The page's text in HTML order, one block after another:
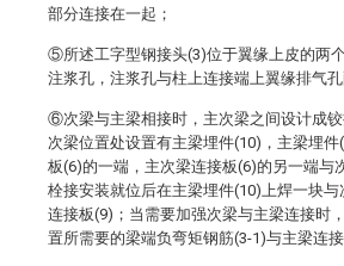
部分连接在一起；
⑤所述工字型钢接头(3)位于翼缘上皮的两
注浆孔，注浆孔与柱上连接端上翼缘排气孔
⑥次梁与主梁相接时，主次梁之间设计成
次梁位置处设置有主梁埋件(10)，主梁埋
板(6)的一端，主次梁连接板(6)的另一端与
栓接安装就位后在主梁埋件(10)上焊一块
连接板(9)；当需要加强次梁与主梁连接时
置所需要的梁端负弯矩钢筋(3-1)与主梁连接